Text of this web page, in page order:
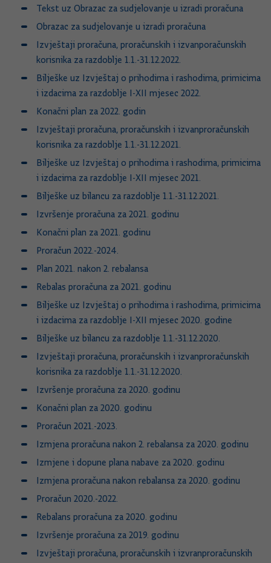
Tekst uz Obrazac za sudjelovanje u izradi proračuna
Obrazac za sudjelovanje u izradi proračuna
Izvještaji proračuna, proračunskih i izvanporačunskih
korisnika za razdoblje 1.1.-31.12.2022.
Bilješke uz Izvještaj o prihodima i rashodima, primicima
i izdacima za razdoblje I-XII mjesec 2022.
Konačni plan za 2022. godin
Izvještaji proračuna, proračunskih i izvanproračunskih
korisnika za razdoblje 1.1.-31.12.2021.
Bilješke uz Izvještaj o prihodima i rashodima, primicima
i izdacima za razdoblje I-XII mjesec 2021.
Bilješke uz bilancu za razdoblje 1.1.-31.12.2021.
Izvršenje proračuna za 2021. godinu
Konačni plan za 2021. godinu
Proračun 2022.-2024.
Plan 2021. nakon 2. rebalansa
Rebalas proračuna za 2021. godinu
Bilješke uz Izvještaj o prihodima i rashodima, primicima
i izdacima za razdoblje I-XII mjesec 2020. godine
Bilješke uz bilancu za razdoblje 1.1.-31.12.2020.
Izvještaji proračuna, proračunskih i izvanproračunskih
korisnika za razdoblje 1.1.-31.12.2020.
Izvršenje proračuna za 2020. godinu
Konačni plan za 2020. godinu
Proračun 2021.-2023.
Izmjena proračuna nakon 2. rebalansa za 2020. godinu
Izmjene i dopune plana nabave za 2020. godinu
Izmjena proračuna nakon rebalansa za 2020. godinu
Proračun 2020.-2022.
Rebalans proračuna za 2020. godinu
Izvršenje proračuna za 2019. godinu
Izvještaji proračuna, proračunskih i izvranproračunskih